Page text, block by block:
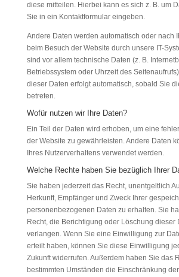
diese mitteilen. Hierbei kann es sich z. B. um
Sie in ein Kontaktformular eingeben.
Andere Daten werden automatisch oder nach
beim Besuch der Website durch unsere IT-
sind vor allem technische Daten (z. B.
Betriebssystem oder Uhrzeit des
dieser Daten erfolgt automatisch, sobald Sie
betreten.
Wofür nutzen wir Ihre Daten?
Ein Teil der Daten wird erhoben, um eine
der Website zu gewährleisten. Andere Daten
Ihres Nutzerverhaltens verwendet werden.
Welche Rechte haben Sie bezüglich Ihrer
Sie haben jederzeit das Recht, unentgeltlich
Herkunft, Empfänger und Zweck Ihrer
personenbezogenen Daten zu erhalten. Sie
Recht, die Berichtigung oder Löschung dieser
verlangen. Wenn Sie eine Einwilligung zur
erteilt haben, können Sie diese Einwilligung
Zukunft widerrufen. Außerdem haben Sie das
bestimmten Umständen die Einschränkung